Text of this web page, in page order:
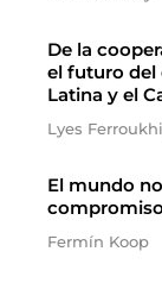
De la
el futuro del
Latina y el
Lyes
El mundo
Fermín Koop